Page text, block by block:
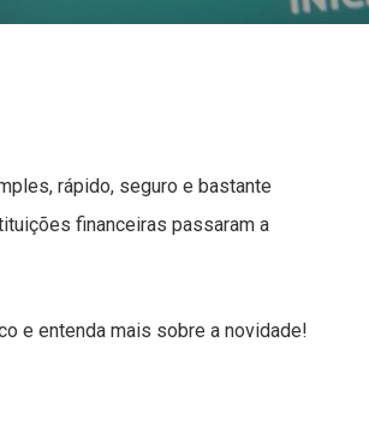
rápido, seguro e bastante
financeiras passaram a
e entenda mais sobre a novidade!